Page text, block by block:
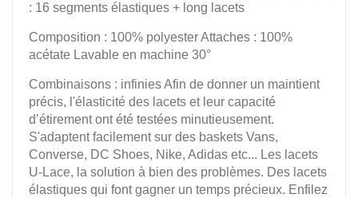
: 16 segments élastiques + long lacets
Composition : 100% polyester Attaches : 100%
acétate Lavable en machine 30°
Combinaisons : infinies Afin de donner un maintient
précis, l'élasticité des lacets et leur capacité
d’étirement ont été testées minutieusement.
S'adaptent facilement sur des baskets Vans,
Converse, DC Shoes, Nike, Adidas etc... Les lacets
U-Lace, la solution à bien des problèmes. Des lacets
élastiques qui font gagner un temps précieux. Enfilez